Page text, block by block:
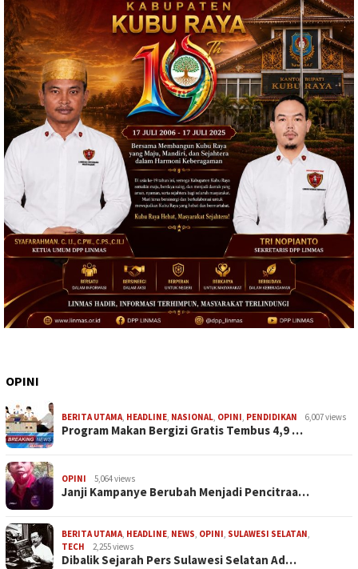
OPINI
BERITA UTAMA, HEADLINE, NASIONAL, OPINI, PENDIDIKAN 6,007 views
Program Makan Bergizi Gratis Tembus 4,9 …
OPINI 5,064 views
Janji Kampanye Berubah Menjadi Pencitraa…
BERITA UTAMA, HEADLINE, NEWS, OPINI, SULAWESI SELATAN,
TECH
2,255 views
Dibalik Sejarah Pers Sulawesi Selatan Ad…